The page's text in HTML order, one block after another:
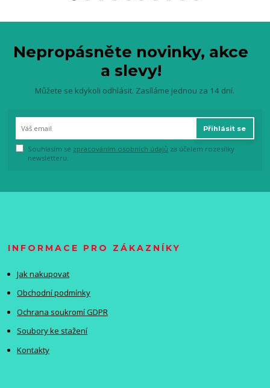
Nepropásněte novinky, akce
a slevy!
Můžete se kdykoli odhlásit. Zasíláme jednou za 14 dní.
Přihlásit se
Souhlasím se zpracováním osobních údajů za účelem rozesílky
newsletteru.
INFORMACE PRO ZÁKAZNÍKY
Jak nakupovat
Obchodní podmínky
Ochrana soukromí GDPR
Soubory ke stažení
Kontakty